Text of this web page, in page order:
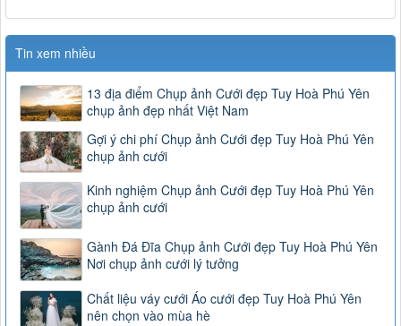
Tin xem nhiều
13 địa điểm Chụp ảnh Cưới đẹp Tuy Hoà Phú Yên
chụp ảnh đẹp nhất Việt Nam
Gợi ý chi phí Chụp ảnh Cưới đẹp Tuy Hoà Phú Yên
chụp ảnh cưới
Kinh nghiệm Chụp ảnh Cưới đẹp Tuy Hoà Phú Yên
chụp ảnh cưới
Gành Đá Đĩa Chụp ảnh Cưới đẹp Tuy Hoà Phú Yên
Nơi chụp ảnh cưới lý tưởng
Chất liệu váy cưới Áo cưới đẹp Tuy Hoà Phú Yên
nên chọn vào mùa hè